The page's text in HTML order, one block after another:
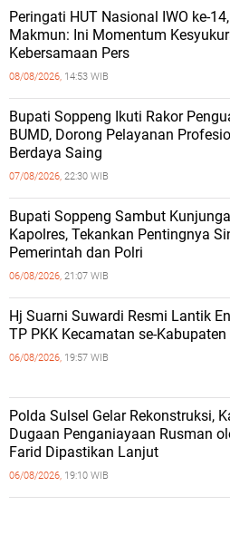
Peringati HUT Nasional IWO ke-
Makmun: Ini Momentum
Kebersamaan Pers
08/08/2026, 14:53 WIB
Bupati Soppeng Ikuti Rakor
BUMD, Dorong Pelayanan
Berdaya Saing
07/08/2026, 22:30 WIB
Bupati Soppeng Sambut
Kapolres, Tekankan Pentingnya
Pemerintah dan Polri
06/08/2026, 21:07 WIB
Hj Suarni Suwardi Resmi Lantik
TP PKK Kecamatan se-Kabupaten
06/08/2026, 19:57 WIB
Polda Sulsel Gelar Rekonstruksi,
Dugaan Penganiayaan Rusman
Farid Dipastikan Lanjut
06/08/2026, 19:10 WIB